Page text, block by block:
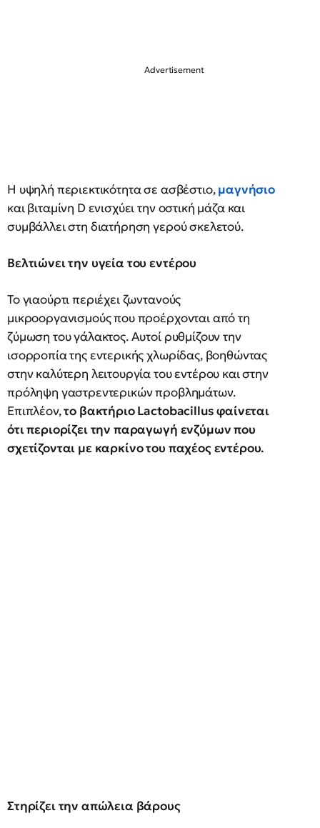
Η υψηλή περιεκτικότητα σε ασβέστιο,μαγνήσιο
και βιταμίνη D ενισχύει την οστική μάζα και
συμβάλλει στη διατήρηση γερού σκελετού.
Βελτιώνει την υγεία του εντέρου
Το γιαούρτι περιέχει ζωντανούς
μικροοργανισμούς που προέρχονται από τη
ζύμωση του γάλακτος. Αυτοί ρυθμίζουν την
ισορροπία της εντερικής χλωρίδας, βοηθώντας
στην καλύτερη λειτουργία του εντέρου και στην
πρόληψη γαστρεντερικών προβλημάτων.
Επιπλέον,το βακτήριο Lactobacillus φαίνεται
ότι περιορίζει την παραγωγή ενζύμων που
σχετίζονται με καρκίνο του παχέος εντέρου.
Στηρίζει την απώλεια βάρους